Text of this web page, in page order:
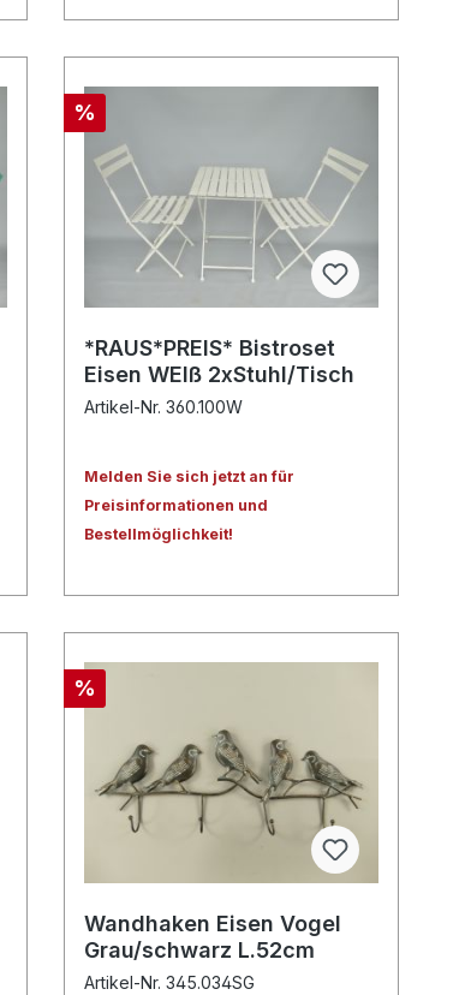
%
*RAUS*PREIS* Bistroset
Eisen WEIß 2xStuhl/Tisch
Artikel-Nr. 360.100W
Melden Sie sich jetzt an für
Preisinformationen und
Bestellmöglichkeit!
%
Wandhaken Eisen Vogel
Grau/schwarz L.52cm
Artikel-Nr. 345.034SG